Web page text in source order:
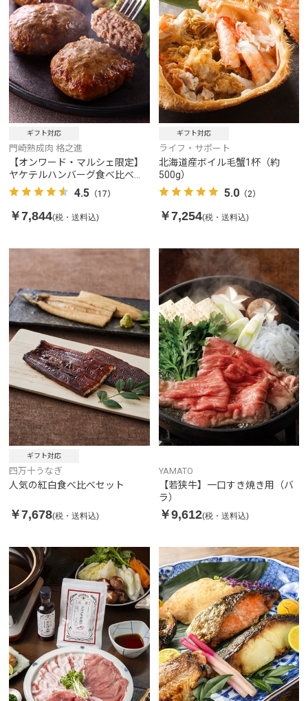
ギフト対応
門崎熟成肉 格之進
【オンワード・マルシェ限定】
ヤケテルハンバーグ食べ比べセ
ット 金格・白格・黒格 各2個
入り
4.5 （17）
￥7,844(税・送料込)
ギフト対応
ライフ・サポート
北海道産ボイル毛蟹1杯（約
500g）
5.0（2）
￥7,254(税・送料込)
ギフト対応
四万十うなぎ
人気の紅白食べ比べセット
￥7,678(税・送料込)
YAMATO
【若狭牛】一口すき焼き用（バ
ラ）
￥9,612(税・送料込)